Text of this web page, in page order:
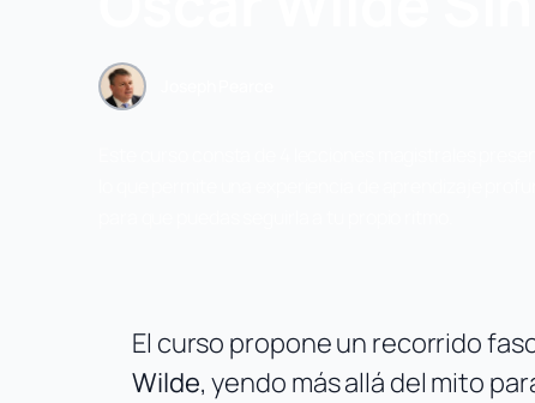
El curso propone un recorrido
Wilde, yendo más allá del mito